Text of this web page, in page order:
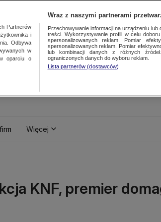
Więcej
KNF, premier
Partnerów
i
Odbywa
w
oparciu o
Wraz z naszymi partnerami
Przechowywanie informacji na urządzeniu
treści. Wykorzystywanie profili w celu
spersonalizowanych reklam. Pomiar
spersonalizowanych reklam. Pomiar
lub kombinacji danych z różnych
ograniczonych danych do wyboru reklam.
Lista partnerów (dostawców)